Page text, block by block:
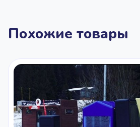
Похожие товары